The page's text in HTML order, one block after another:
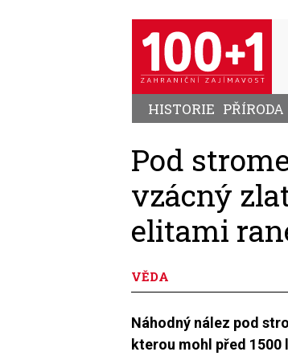
HISTORIE PŘÍRODA
Pod
vzácný
elitami
VĚDA
Náhodný nález pod
kterou mohl před